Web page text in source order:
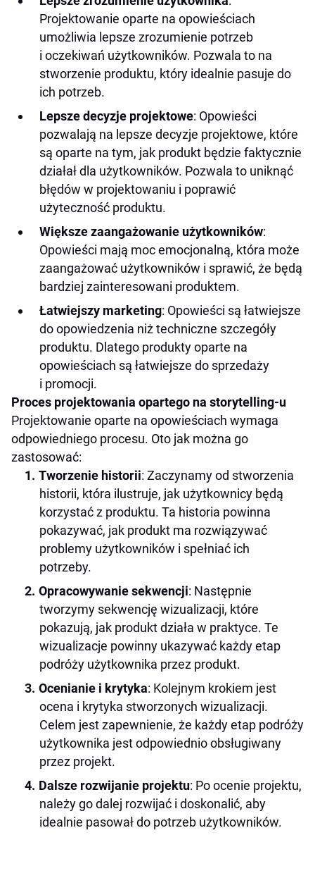
Projektowanie oparte na opowieściach
umożliwia lepsze zrozumienie potrzeb
i oczekiwań użytkowników. Pozwala to na
stworzenie produktu, który idealnie pasuje do
ich potrzeb.
Lepsze decyzje projektowe: Opowieści
pozwalają na lepsze decyzje projektowe, które
są oparte na tym, jak produkt będzie faktycznie
działał dla użytkowników. Pozwala to uniknąć
błędów w projektowaniu i poprawić
użyteczność produktu.
Większe zaangażowanie użytkowników:
Opowieści mają moc emocjonalną, która może
zaangażować użytkowników i sprawić, że będą
bardziej zainteresowani produktem.
Łatwiejszy marketing: Opowieści są łatwiejsze
do opowiedzenia niż techniczne szczegóły
produktu. Dlatego produkty oparte na
opowieściach są łatwiejsze do sprzedaży
i promocji.
Proces projektowania opartego na storytelling-u
Projektowanie oparte na opowieściach wymaga
odpowiedniego procesu. Oto jak można go
zastosować:
Tworzenie historii: Zaczynamy od stworzenia
historii, która ilustruje, jak użytkownicy będą
korzystać z produktu. Ta historia powinna
pokazywać, jak produkt ma rozwiązywać
problemy użytkowników i spełniać ich
potrzeby.
Opracowywanie sekwencji: Następnie
tworzymy sekwencję wizualizacji, które
pokazują, jak produkt działa w praktyce. Te
wizualizacje powinny ukazywać każdy etap
podróży użytkownika przez produkt.
Ocenianie i krytyka: Kolejnym krokiem jest
ocena i krytyka stworzonych wizualizacji.
Celem jest zapewnienie, że każdy etap podróży
użytkownika jest odpowiednio obsługiwany
przez projekt.
Dalsze rozwijanie projektu: Po ocenie projektu,
należy go dalej rozwijać i doskonalić, aby
idealnie pasował do potrzeb użytkowników.